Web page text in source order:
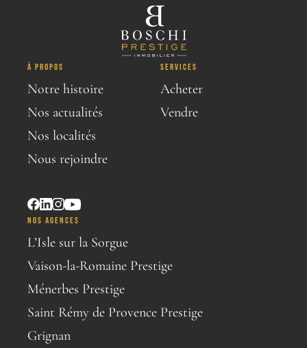
À PROPOS
Notre histoire
Nos actualités
Nos localités
Nous rejoindre
SERVICES
Acheter
Vendre
NOS AGENCES
L’Isle sur la Sorgue
Vaison-la-Romaine Prestige
Ménerbes Prestige
Saint Rémy de Provence Prestige
Grignan